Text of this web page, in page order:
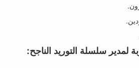
لمدير سلسلة التوريد الناجح: